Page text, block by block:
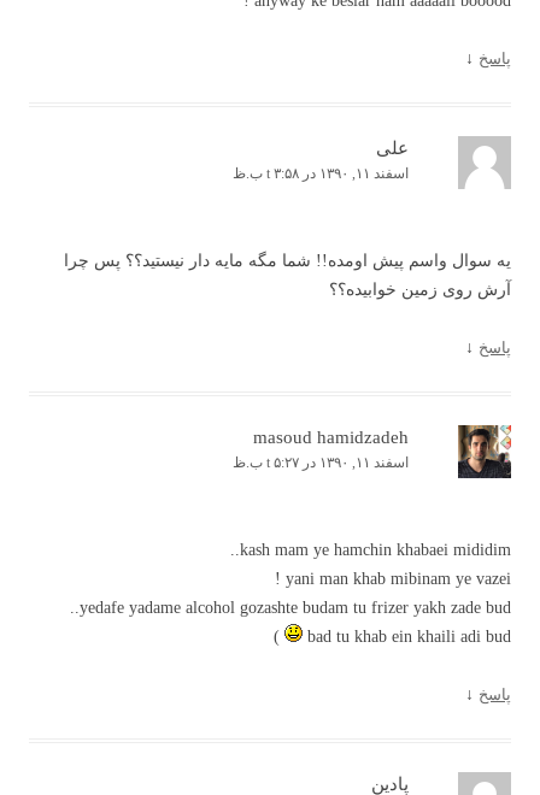
پاسخ ↓
علی
اسفند ۱۱, ۱۳۹۰ در t ۳:۵۸ ب.ظ
یه سوال واسم پیش اومده!! شما مگه مایه دار نیستید؟؟ پس چرا
آرش روی زمین خوابیده؟؟
پاسخ ↓
masoud hamidzadeh
اسفند ۱۱, ۱۳۹۰ در t ۵:۲۷ ب.ظ
kash mam ye hamchin khabaei mididim..
yani man khab mibinam ye vazei !
yedafe yadame alcohol gozashte budam tu frizer yakh zade bud..
bad tu khab ein khaili adi bud
)
پاسخ ↓
پادین